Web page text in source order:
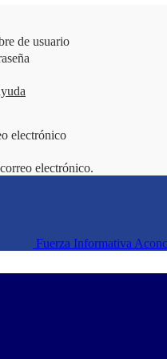
de usuario
electrónico
electrónico.
Fuerza Informativa